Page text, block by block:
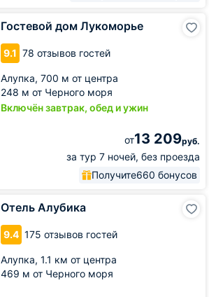
Гостевой дом Лукоморье
9.1 78 отзывов гостей
Алупка, 700 м от центра
248 м от Черного моря
Включён завтрак, обед и ужин
от13 209руб.
за тур 7 ночей, без проезда
Получите660 бонусов
Отель Алубика
9.4 175 отзывов гостей
Алупка, 1.1 км от центра
469 м от Черного моря